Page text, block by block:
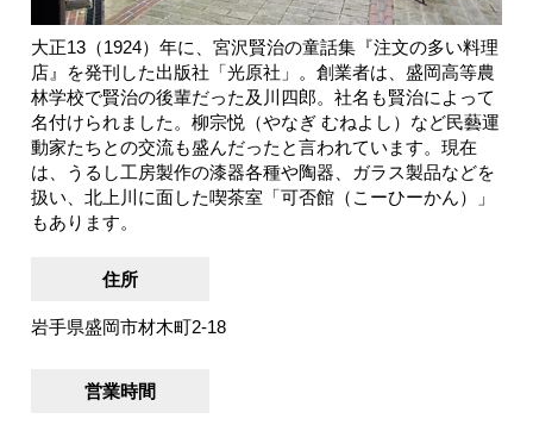
大正13（1924）年に、宮沢賢治の童話集『注文の多い料理
店』を発刊した出版社「光原社」。創業者は、盛岡高等農
林学校で賢治の後輩だった及川四郎。社名も賢治によって
名付けられました。柳宗悦（やなぎ むねよし）など民藝運
動家たちとの交流も盛んだったと言われています。現在
は、うるし工房製作の漆器各種や陶器、ガラス製品などを
扱い、北上川に面した喫茶室「可否館（こーひーかん）」
もあります。
住所
岩手県盛岡市材木町2-18
営業時間